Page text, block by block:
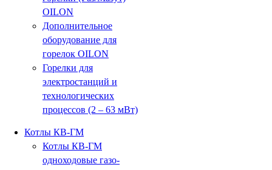
OILON
Дополнительное
оборудование для
горелок OILON
Горелки для
электростанций и
технологических
процессов (2 – 63 мВт)
Котлы КВ-ГМ
Котлы КВ-ГМ
одноходовые газо-